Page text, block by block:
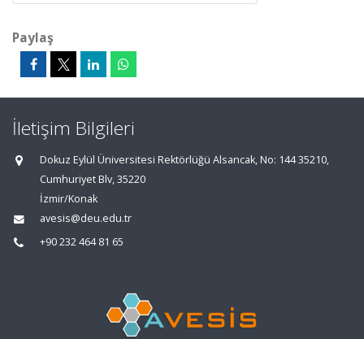
Paylaş
İletişim Bilgileri
Dokuz Eylül Üniversitesi Rektörlüğü Alsancak, No: 144 35210,
Cumhuriyet Blv, 35220
İzmir/Konak
avesis@deu.edu.tr
+90 232 464 81 65